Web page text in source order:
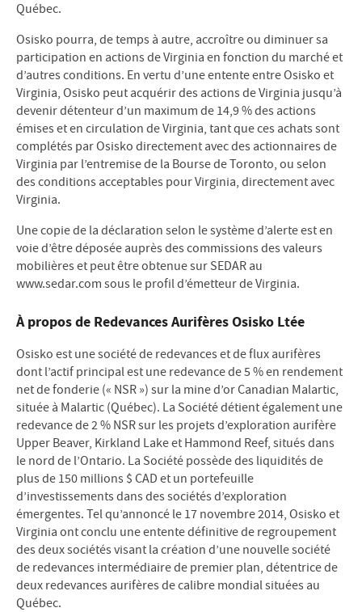
Québec.
Osisko pourra, de temps à autre, accroître ou diminuer sa
participation en actions de Virginia en fonction du marché et
d’autres conditions. En vertu d’une entente entre Osisko et
Virginia, Osisko peut acquérir des actions de Virginia jusqu’à
devenir détenteur d’un maximum de 14,9 % des actions
émises et en circulation de Virginia, tant que ces achats sont
complétés par Osisko directement avec des actionnaires de
Virginia par l’entremise de la Bourse de Toronto, ou selon
des conditions acceptables pour Virginia, directement avec
Virginia.
Une copie de la déclaration selon le système d’alerte est en
voie d’être déposée auprès des commissions des valeurs
mobilières et peut être obtenue sur SEDAR au
www.sedar.com sous le profil d’émetteur de Virginia.
À propos de Redevances Aurifères Osisko Ltée
Osisko est une société de redevances et de flux aurifères
dont l’actif principal est une redevance de 5 % en rendement
net de fonderie (« NSR ») sur la mine d’or Canadian Malartic,
située à Malartic (Québec). La Société détient également une
redevance de 2 % NSR sur les projets d’exploration aurifère
Upper Beaver, Kirkland Lake et Hammond Reef, situés dans
le nord de l’Ontario. La Société possède des liquidités de
plus de 150 millions $ CAD et un portefeuille
d’investissements dans des sociétés d’exploration
émergentes. Tel qu’annoncé le 17 novembre 2014, Osisko et
Virginia ont conclu une entente définitive de regroupement
des deux sociétés visant la création d’une nouvelle société
de redevances intermédiaire de premier plan, détentrice de
deux redevances aurifères de calibre mondial situées au
Québec.